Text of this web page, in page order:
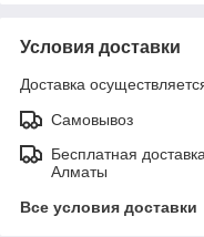
Условия доставки
Доставка
Самовывоз
Бесплатная
Алматы
Все условия доставки